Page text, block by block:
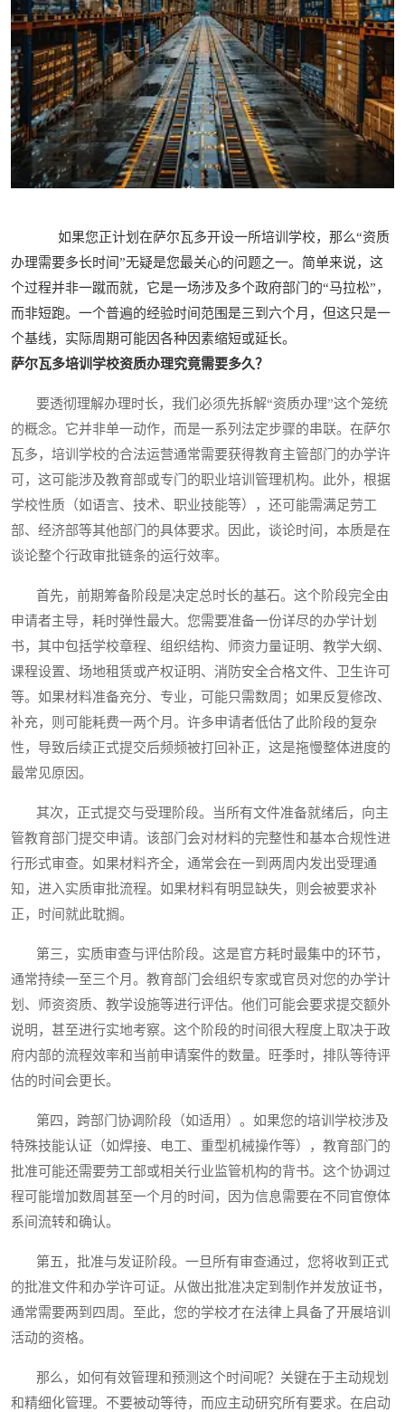
如果您正计划在萨尔瓦多开设一所培训学校，那么“资质
办理需要多长时间”无疑是您最关心的问题之一。简单来说，这
个过程并非一蹴而就，它是一场涉及多个政府部门的“马拉松”，
而非短跑。一个普遍的经验时间范围是三到六个月，但这只是一
个基线，实际周期可能因各种因素缩短或延长。
萨尔瓦多培训学校资质办理究竟需要多久？
要透彻理解办理时长，我们必须先拆解“资质办理”这个笼统
的概念。它并非单一动作，而是一系列法定步骤的串联。在萨尔
瓦多，培训学校的合法运营通常需要获得教育主管部门的办学许
可，这可能涉及教育部或专门的职业培训管理机构。此外，根据
学校性质（如语言、技术、职业技能等），还可能需满足劳工
部、经济部等其他部门的具体要求。因此，谈论时间，本质是在
谈论整个行政审批链条的运行效率。
首先，前期筹备阶段是决定总时长的基石。这个阶段完全由
申请者主导，耗时弹性最大。您需要准备一份详尽的办学计划
书，其中包括学校章程、组织结构、师资力量证明、教学大纲、
课程设置、场地租赁或产权证明、消防安全合格文件、卫生许可
等。如果材料准备充分、专业，可能只需数周；如果反复修改、
补充，则可能耗费一两个月。许多申请者低估了此阶段的复杂
性，导致后续正式提交后频频被打回补正，这是拖慢整体进度的
最常见原因。
其次，正式提交与受理阶段。当所有文件准备就绪后，向主
管教育部门提交申请。该部门会对材料的完整性和基本合规性进
行形式审查。如果材料齐全，通常会在一到两周内发出受理通
知，进入实质审批流程。如果材料有明显缺失，则会被要求补
正，时间就此耽搁。
第三，实质审查与评估阶段。这是官方耗时最集中的环节，
通常持续一至三个月。教育部门会组织专家或官员对您的办学计
划、师资资质、教学设施等进行评估。他们可能会要求提交额外
说明，甚至进行实地考察。这个阶段的时间很大程度上取决于政
府内部的流程效率和当前申请案件的数量。旺季时，排队等待评
估的时间会更长。
第四，跨部门协调阶段（如适用）。如果您的培训学校涉及
特殊技能认证（如焊接、电工、重型机械操作等），教育部门的
批准可能还需要劳工部或相关行业监管机构的背书。这个协调过
程可能增加数周甚至一个月的时间，因为信息需要在不同官僚体
系间流转和确认。
第五，批准与发证阶段。一旦所有审查通过，您将收到正式
的批准文件和办学许可证。从做出批准决定到制作并发放证书，
通常需要两到四周。至此，您的学校才在法律上具备了开展培训
活动的资格。
那么，如何有效管理和预测这个时间呢？关键在于主动规划
和精细化管理。不要被动等待，而应主动研究所有要求。在启动